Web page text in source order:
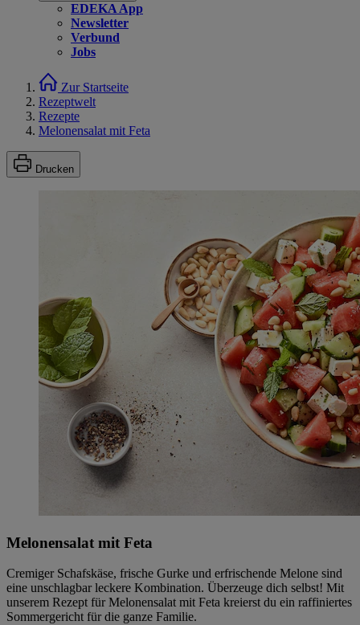
EDEKA App
Newsletter
Verbund
Jobs
Zur Startseite
Rezeptwelt
Rezepte
Melonensalat mit Feta
Drucken
Melonensalat mit Feta
Cremiger Schafskäse, frische Gurke und erfrischende Melone sind
eine unschlagbar leckere Kombination. Überzeuge dich selbst! Mit
unserem Rezept für Melonensalat mit Feta kreierst du ein raffiniertes
Sommergericht für die ganze Familie.